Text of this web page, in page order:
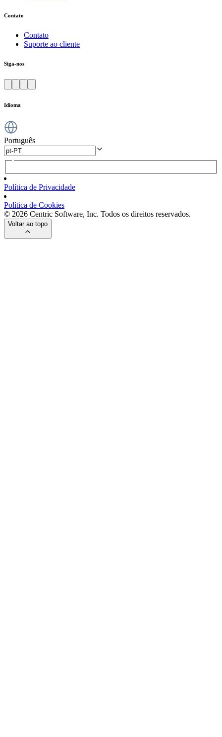
Contato
Contato
Suporte ao cliente
Siga-nos
Idioma
Português
Política de Privacidade
Política de Cookies
© 2026 Centric Software, Inc. Todos os direitos reservados.
Voltar ao topo